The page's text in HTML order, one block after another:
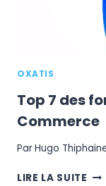
OXATIS
Top 7 des
Commerce
ParHugo
LIRE LA SUITE TOP